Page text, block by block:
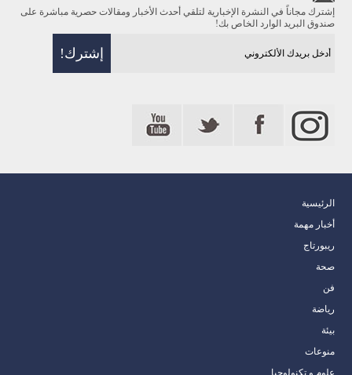
إشترك مجاناً في النشرة الإخبارية لتلقي أحدث الأخبار ومقالات حصرية مباشرة على
صندوق البريد الوارد الخاص بك!
الرئيسية
أخبار مهمة
ريبورتاج
صحة
فن
رياضة
بيئة
منوعات